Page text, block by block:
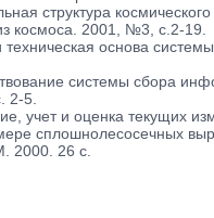
структура
космоса. 2001, №3, с.2-19.
основа
системы сбора
2-5.
учет и оценка текущих
сплошнолесосечных
2000. 26 с.